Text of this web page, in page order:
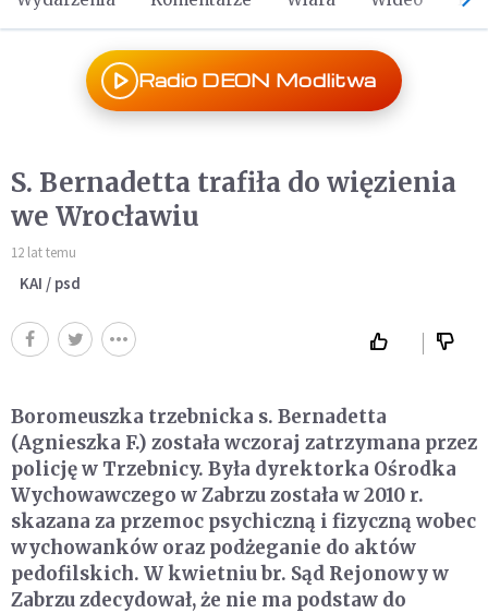
Radio DEON Modlitwa
S. Bernadetta trafiła do więzienia
we Wrocławiu
12 lat temu
KAI / psd
Boromeuszka trzebnicka s. Bernadetta
(Agnieszka F.) została wczoraj zatrzymana przez
policję w Trzebnicy. Była dyrektorka Ośrodka
Wychowawczego w Zabrzu została w 2010 r.
skazana za przemoc psychiczną i fizyczną wobec
wychowanków oraz podżeganie do aktów
pedofilskich. W kwietniu br. Sąd Rejonowy w
Zabrzu zdecydował, że nie ma podstaw do